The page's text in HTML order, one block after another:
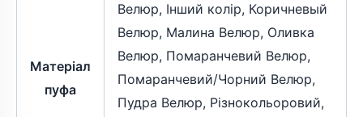
Матеріал
пуфа
Велюр, Інший колір, Коричневый
Велюр, Малина Велюр, Оливка
Велюр, Помаранчевий Велюр,
Помаранчевий/Чорний Велюр,
Пудра Велюр, Різнокольоровий,